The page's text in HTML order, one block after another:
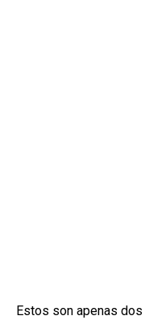
Estos son apenas